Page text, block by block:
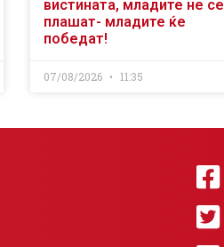
вистината, младите не се
плашат- младите ќе
победат!
07/08/2026 11:35